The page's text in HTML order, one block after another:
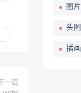
下一篇
图片
头图
插画